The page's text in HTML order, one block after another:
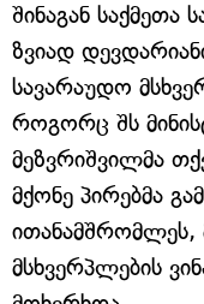
შინაგან საქმეთა
ზვიად
სავარაუდო
როგორც შს
მეზვრიშვილმა
მქონე პირებმა
ითანამშრომლეს,
მსხვერპლების